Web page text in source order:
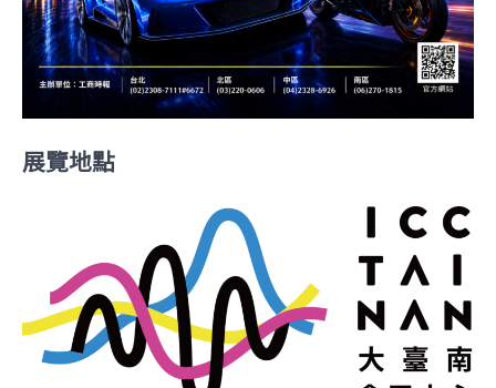
展覽地點